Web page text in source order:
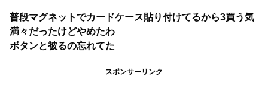
普段マグネットでカードケース貼り付けてるから3買う気
満々だったけどやめたわ
ボタンと被るの忘れてた
スポンサーリンク